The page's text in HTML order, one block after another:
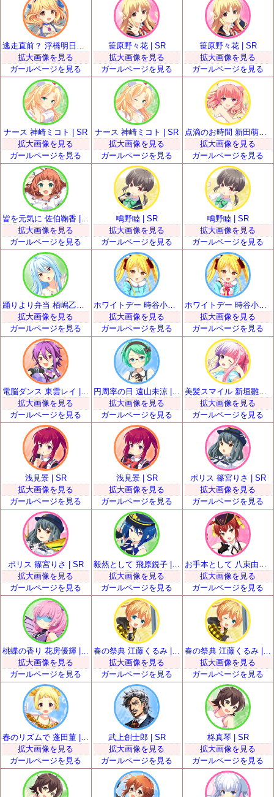
拡大画像を見る
ガールページを見る
笹原野々花 | SR
拡大画像を見る
ガールページを見る
笹原野々花 | SR
拡大画像を見る
ガールページを見る
ナース 神崎ミコト | SR
拡大画像を見る
ガールページを見る
ナース 神崎ミコト | SR
拡大画像を見る
ガールページを見る
点滴のお時間 新田萌果 | SR
拡大画像を見る
ガールページを見る
拡大画像を見る
ガールページを見る
鴫野睦 | SR
拡大画像を見る
ガールページを見る
鴫野睦 | SR
拡大画像を見る
ガールページを見る
拡大画像を見る
ガールページを見る
ホワイトデー 時谷小瑠璃 | SR
拡大画像を見る
ガールページを見る
ホワイトデー 時谷小瑠璃 | SR
拡大画像を見る
ガールページを見る
拡大画像を見る
ガールページを見る
円周率の日 遠山未涼 | SR
拡大画像を見る
ガールページを見る
美髪スマイル 新垣雛菜 | SR
拡大画像を見る
ガールページを見る
浅見景 | SR
拡大画像を見る
ガールページを見る
浅見景 | SR
拡大画像を見る
ガールページを見る
ポリス 篠宮りさ | SR
拡大画像を見る
ガールページを見る
ポリス 篠宮りさ | SR
拡大画像を見る
ガールページを見る
毅然として 飛原鋭子 | SR
拡大画像を見る
ガールページを見る
拡大画像を見る
ガールページを見る
拡大画像を見る
ガールページを見る
春の祭典 江藤くるみ | SR
拡大画像を見る
ガールページを見る
春の祭典 江藤くるみ | SR
拡大画像を見る
ガールページを見る
拡大画像を見る
ガールページを見る
武上創士郎 | SR
拡大画像を見る
ガールページを見る
柊真琴 | SR
拡大画像を見る
ガールページを見る